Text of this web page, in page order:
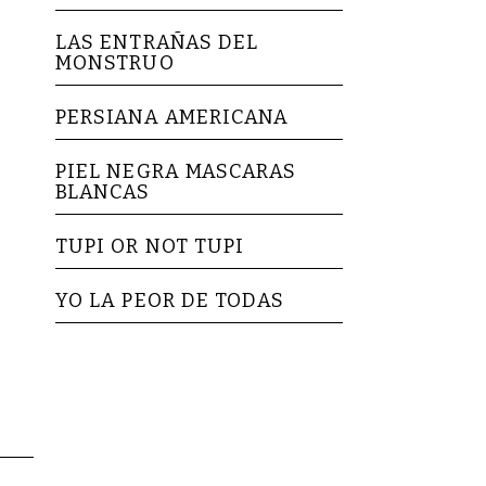
LAS ENTRAÑAS DEL
MONSTRUO
PERSIANA AMERICANA
PIEL NEGRA MASCARAS
BLANCAS
TUPI OR NOT TUPI
YO LA PEOR DE TODAS